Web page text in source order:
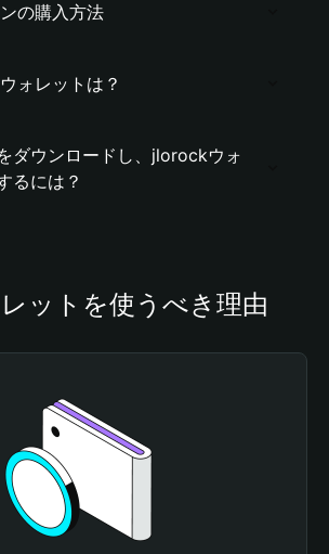
の購入方法
ォレットは？
ダウンロードし、jlorockウォ
るには？
ットを使うべき理由